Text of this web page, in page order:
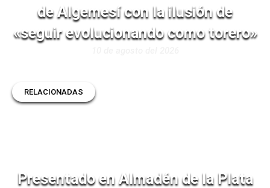
de Algemesí con la ilusión de
«seguir evolucionando como torero»
RELACIONADAS
Presentado en Almadén de la Plata